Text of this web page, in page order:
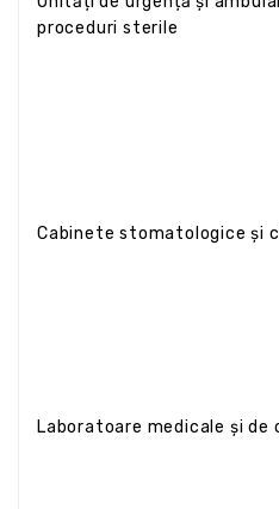
proceduri sterile
Cabinete stomatologice și
Laboratoare medicale și de